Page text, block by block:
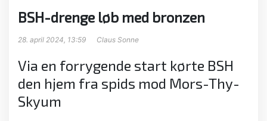
BSH-drenge løb med bronzen
28. april 2024, 13:59 Claus Sonne
Via en forrygende start kørte BSH
den hjem fra spids mod Mors-Thy-
Skyum